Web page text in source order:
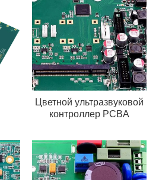
Цветной ультразвуковой
контроллер PCBA